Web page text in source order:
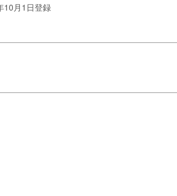
月1日登録